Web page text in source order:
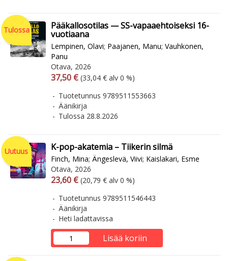
Tulossa Pääkallosotilas — SS-vapaaehtoiseksi 16-
vuotiaana
Lempinen, Olavi; Paajanen, Manu; Vauhkonen,
Panu
Otava, 2026
Arvonlisäverollinen hinta
37,50 € Arvonlisäveroton hinta
(33,04 € alv 0 %)
Tuotetunnus 9789511553663
Äänikirja
Tulossa 28.8.2026
Uutuus K-pop-akatemia – Tiikerin silmä
Finch, Mina; Ängeslevä, Viivi; Kaislakari, Esme
Otava, 2026
Arvonlisäverollinen hinta
23,60 € Arvonlisäveroton hinta
(20,79 € alv 0 %)
Tuotetunnus 9789511546443
Äänikirja
Heti ladattavissa
Lisää koriin